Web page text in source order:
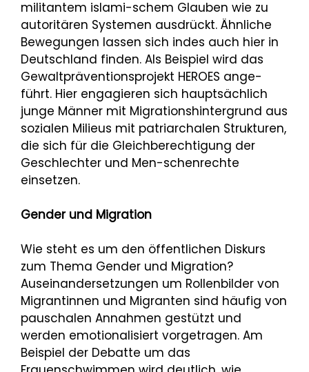
militantem islami-schem Glauben wie zu
autoritären Systemen ausdrückt. Ähnliche
Bewegungen lassen sich indes auch hier in
Deutschland finden. Als Beispiel wird das
Gewaltpräventionsprojekt HEROES ange-
führt. Hier engagieren sich hauptsächlich
junge Männer mit Migrationshintergrund aus
sozialen Milieus mit patriarchalen Strukturen,
die sich für die Gleichberechtigung der
Geschlechter und Men-schenrechte
einsetzen.
Gender und Migration
Wie steht es um den öffentlichen Diskurs
zum Thema Gender und Migration?
Auseinandersetzungen um Rollenbilder von
Migrantinnen und Migranten sind häufig von
pauschalen Annahmen gestützt und
werden emotionalisiert vorgetragen. Am
Beispiel der Debatte um das